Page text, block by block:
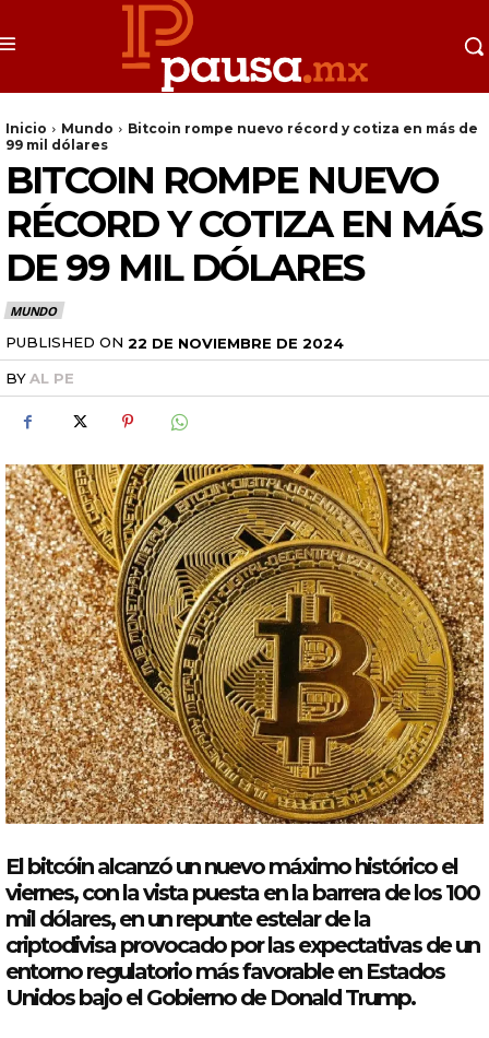
Inicio Mundo
Bitcoin rompe nuevo récord y cotiza en más de
99 mil dólares
BITCOIN ROMPE NUEVO
RÉCORD Y COTIZA EN MÁS
DE 99 MIL DÓLARES
MUNDO
PUBLISHED ON 22 DE NOVIEMBRE DE 2024
BYAL PE
El bitcóin alcanzó unnuevomáximo histórico el
viernes, con la vista puesta en la barrera de los 100
mil dólares, en un repunte estelar de la
criptodivisa provocado por las expectativas de un
entorno regulatoriomásfavorable en Estados
Unidos bajo el Gobierno de Donald Trump.